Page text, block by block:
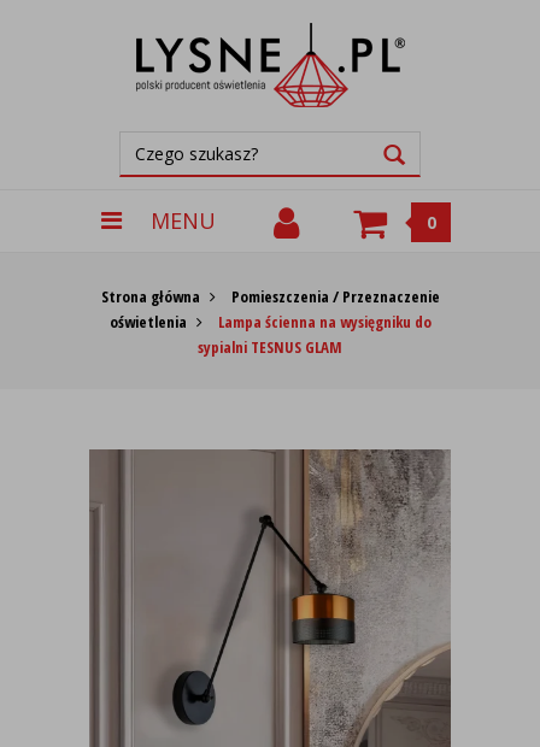
MENU 0
Strona główna
Pomieszczenia / Przeznaczenie
oświetlenia
Lampa ścienna na wysięgniku do
sypialni TESNUS GLAM